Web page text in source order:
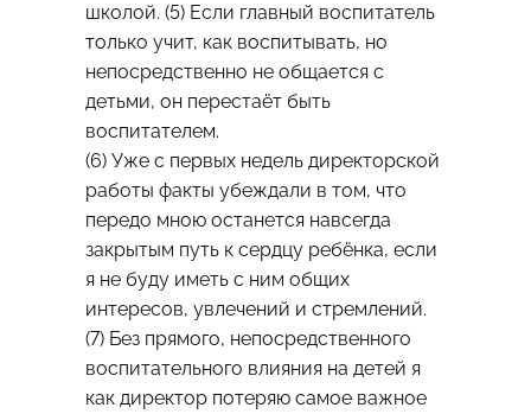
школой. (5) Если главный воспитатель
только учит, как воспитывать, но
непосредственно не общается с
детьми, он перестаёт быть
воспитателем.
(6) Уже с первых недель директорской
работы факты убеждали в том, что
передо мною останется навсегда
закрытым путь к сердцу ребёнка, если
я не буду иметь с ним общих
интересов, увлечений и стремлений.
(7) Без прямого, непосредственного
воспитательного влияния на детей я
как директор потеряю самое важное